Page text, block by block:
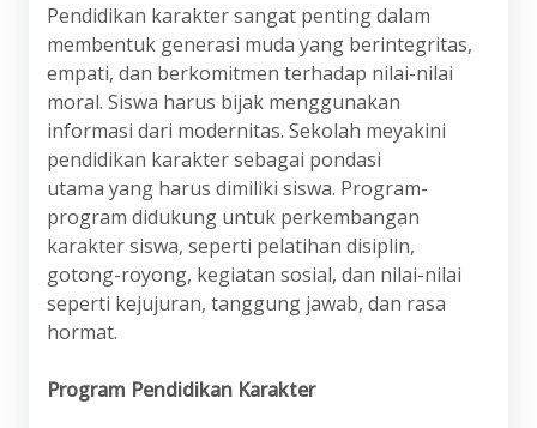
Pendidikan karakter sangat penting dalam
membentuk generasi muda yang berintegritas,
empati, dan berkomitmen terhadap nilai-nilai
moral. Siswa harus bijak menggunakan
informasi dari modernitas. Sekolah meyakini
pendidikan karakter sebagai pondasi
utama yang harus dimiliki siswa. Program-
program didukung untuk perkembangan
karakter siswa, seperti pelatihan disiplin,
gotong-royong, kegiatan sosial, dan nilai-nilai
seperti kejujuran, tanggung jawab, dan rasa
hormat.
Program Pendidikan Karakter